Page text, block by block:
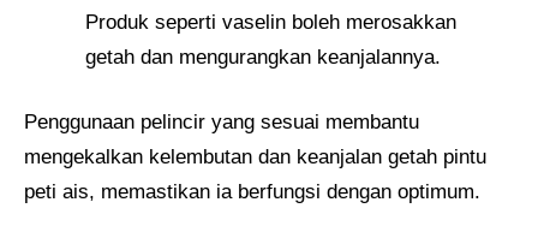
Produk seperti vaselin boleh merosakkan
getah dan mengurangkan keanjalannya.
Penggunaan pelincir yang sesuai membantu
mengekalkan kelembutan dan keanjalan getah pintu
peti ais, memastikan ia berfungsi dengan optimum.